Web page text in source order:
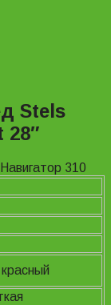
Stels
28″
310